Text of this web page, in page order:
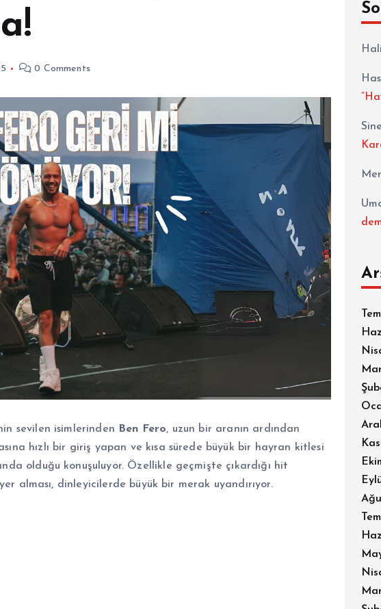
0 Comments
sevilen isimlerinden Ben Fero, uzun bir aranın ardından
hızlı bir giriş yapan ve kısa sürede büyük bir hayran kitlesi
olduğu konuşuluyor. Özellikle geçmişte çıkardığı hit
alması, dinleyicilerde büyük bir merak uyandırıyor.